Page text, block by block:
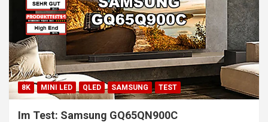
8K MINI LED QLED SAMSUNG TEST
Im Test: Samsung GQ65QN900C